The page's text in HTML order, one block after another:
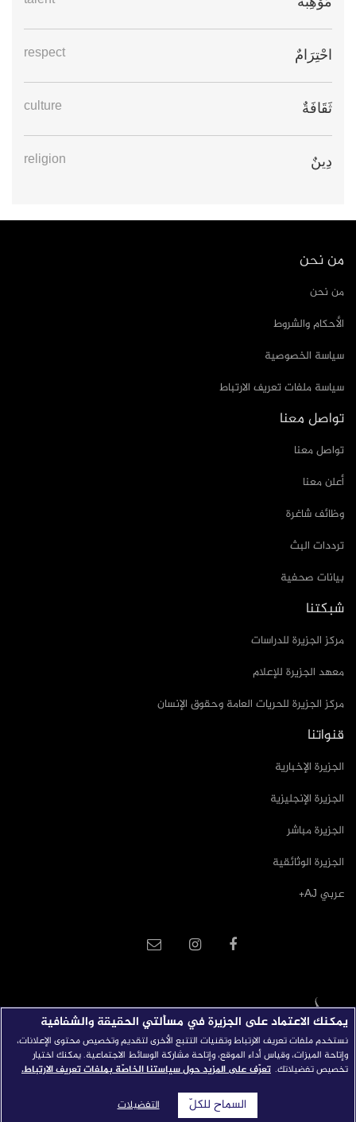
احْتِرَامٌ respect
ثَقَافَةٌ culture
دِينٌ religion
من نحن
من نحن
الأحكام والشروط
سياسة الخصوصية
سياسة ملفات تعريف الارتباط
تواصل معنا
تواصل معنا
أعلن معنا
وظائف شاغرة
ترددات البث
بيانات صحفية
شبكتنا
مركز الجزيرة للدراسات
معهد الجزيرة للإعلام
مركز الجزيرة للحريات العامة وحقوق الإنسان
قنواتنا
الجزيرة الإخبارية
الجزيرة الإنجليزية
الجزيرة مباشر
الجزيرة الوثائقية
عربي AJ+
جميع الحقوق محفوظة © 2026 شبكة الجزيرة الاعلامية
يمكنك الاعتماد على الجزيرة في مسألتي الحقيقة والشفافية
نستخدم ملفات تعريف الارتباط وتقنيات التتبع الأخرى لتقديم وتخصيص محتوى الإعلانات،
وإتاحة الميزات، وقياس أداء الموقع، وإتاحة مشاركة الوسائط الاجتماعية. يمكنك اختيار
تخصيص تفضيلاتك. تعرّف على المزيد حول سياستنا الخاصّة بملفات تعريف الارتباط.
التفضيلات السماح للكلّ